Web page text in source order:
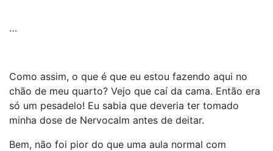
…
Como assim, o que é que eu estou fazendo aqui no
chão de meu quarto? Vejo que caí da cama. Então era
só um pesadelo! Eu sabia que deveria ter tomado
minha dose de Nervocalm antes de deitar.
Bem, não foi pior do que uma aula normal com